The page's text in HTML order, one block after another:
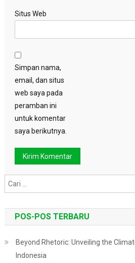
Situs Web
Simpan nama,
email, dan situs
web saya pada
peramban ini
untuk komentar
saya berikutnya.
POS-POS TERBARU
Beyond Rhetoric: Unveiling the
Indonesia